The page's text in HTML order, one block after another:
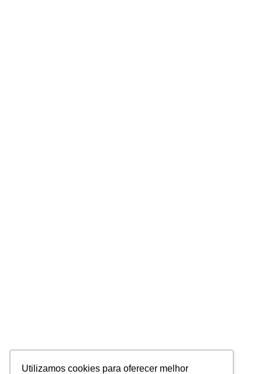
Utilizamos cookies para oferecer melhor